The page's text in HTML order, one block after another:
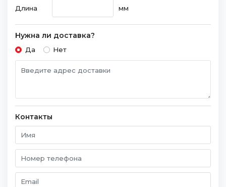
Длина мм
Нужна ли доставка?
Да Нет
Контакты